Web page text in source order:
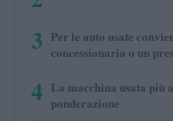
3 Per le auto usate
concessionaria o un
4 La macchina usata più
ponderazione